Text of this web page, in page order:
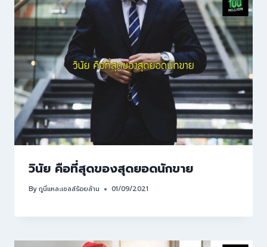
วินัย คือที่สุดของสุดยอดนักขาย
Byกูนี่แหละเซลล์ร้อยล้าน 01/09/2021